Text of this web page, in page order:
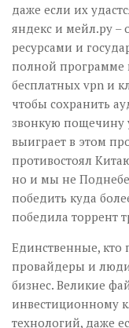
даже если их
яндекс и мейл.ру
ресурсами и
полной программе
бесплатных vpn и
чтобы сохранить
звонкую пощечину
выиграет в этом
противостоял
но и мы не
победить куда
победила торрент
Единственные, кто
провайдеры и
бизнес. Великие
инвестиционному
технологий, даже